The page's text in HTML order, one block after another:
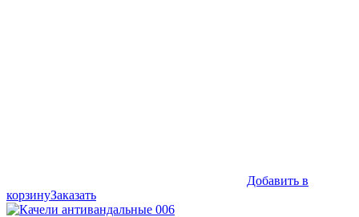
Добавить в
корзинуЗаказать